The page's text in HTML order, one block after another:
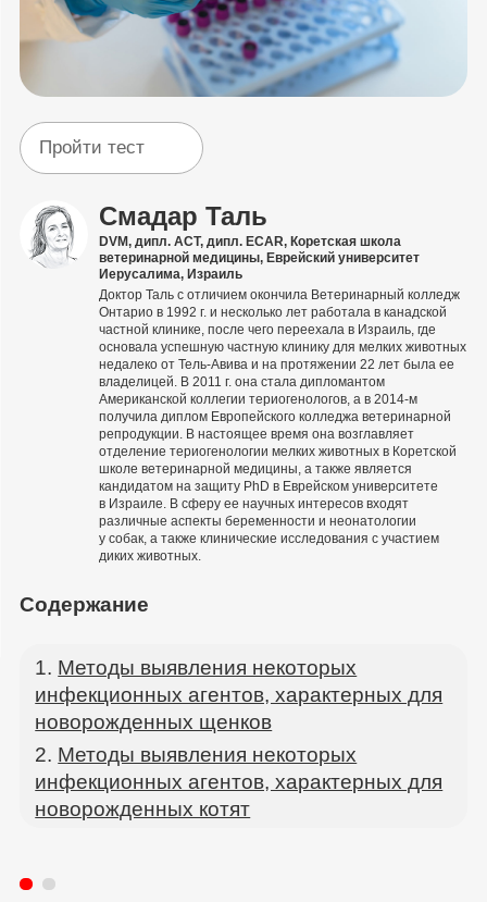
Пройти тест
Смадар Таль
DVM, дипл. ACT, дипл. ECAR, Коретская школа
ветеринарной медицины, Еврейский университет
Иерусалима, Израиль
Доктор Таль с отличием окончила Ветеринарный колледж
Онтарио в 1992 г. и несколько лет работала в канадской
частной клинике, после чего переехала в Израиль, где
основала успешную частную клинику для мелких животных
недалеко от Тель-Авива и на протяжении 22 лет была ее
владелицей. В 2011 г. она стала дипломантом
Американской коллегии териогенологов, а в 2014-м
получила диплом Европейского колледжа ветеринарной
репродукции. В настоящее время она возглавляет
отделение териогенологии мелких животных в Коретской
школе ветеринарной медицины, а также является
кандидатом на защиту PhD в Еврейском университете
в Израиле. В сферу ее научных интересов входят
различные аспекты беременности и неонатологии
у собак, а также клинические исследования с участием
диких животных.
Содержание
Методы выявления некоторых
инфекционных агентов, характерных для
новорожденных щенков
Методы выявления некоторых
инфекционных агентов, характерных для
новорожденных котят